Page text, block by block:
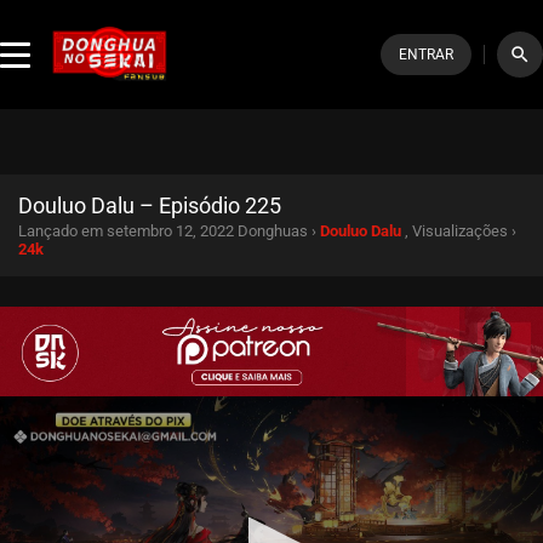
ENTRAR search
Douluo Dalu – Episódio 225
Lançado em setembro 12, 2022 Donghuas › Douluo Dalu , Visualizações ›
24k